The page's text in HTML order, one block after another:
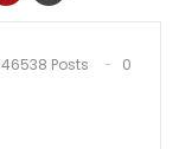
46538 Posts
0